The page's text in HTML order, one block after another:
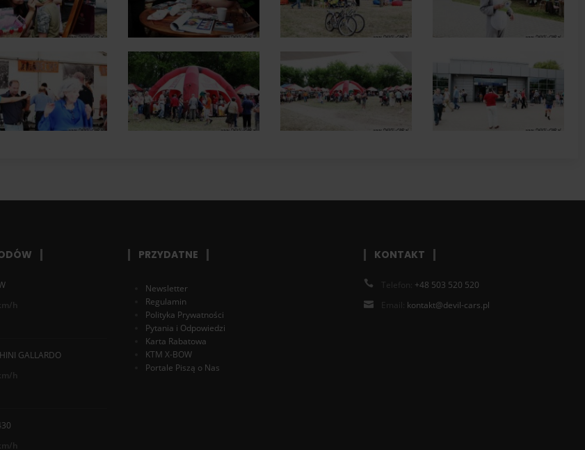
h
GALLARDO
h
h
PRZYDATNE
Newsletter
Regulamin
Polityka Prywatności
Pytania i Odpowiedzi
Karta Rabatowa
KTM X-BOW
Portale Piszą o Nas
KONTAKT
Telefon: +48 503 520 520
Email: kontakt@devil-cars.pl